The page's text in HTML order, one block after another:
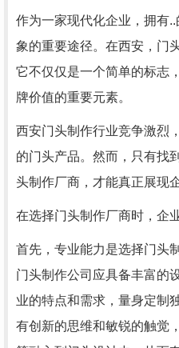
作为一家现代化企业，拥有
象的重要途径。在西安，门
它不仅仅是一个简单的标志
牌价值的重要元素。
西安门头制作行业竞争激烈
的门头产品。然而，只有找
头制作厂商，才能真正展现
在选择门头制作厂商时，企
首先，专业能力是选择门头
门头制作公司应具备丰富的
业的特点和需求，量身定制
有创新的思维和敏锐的触觉